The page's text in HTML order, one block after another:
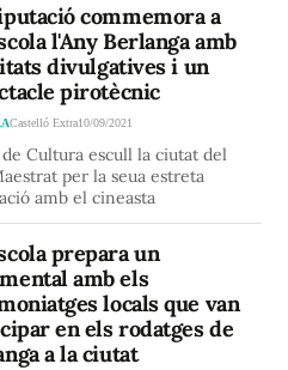
commemora a
l'Any Berlanga amb
divulgatives i un
pirotècnic
Castelló Extra10/09/2021
de Cultura escull la ciutat del
per la seua estreta
amb el cineasta
prepara un
amb els
locals que van
en els rodatges de
a la ciutat